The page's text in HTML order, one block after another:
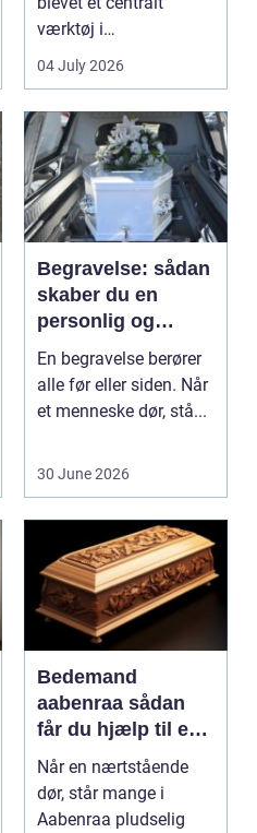
værktøj i
sundhedssektoren.
Klinikker, praksis og
beh...
04 July 2026
Begravelse: sådan
skaber du en
personlig og
respektfuld afsked
En begravelse berører
alle før eller siden. Når
et menneske dør, stå...
30 June 2026
Bedemand
aabenraa sådan
får du hjælp til en
værdig afsked
Når en nærtstående
dør, står mange i
Aabenraa pludselig